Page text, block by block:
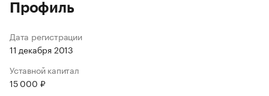
Профиль
Дата регистрации
11 декабря 2013
Уставной капитал
15 000 ₽